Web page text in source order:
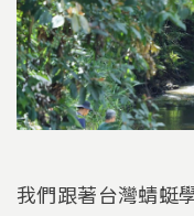
我們跟著台灣蜻蜓